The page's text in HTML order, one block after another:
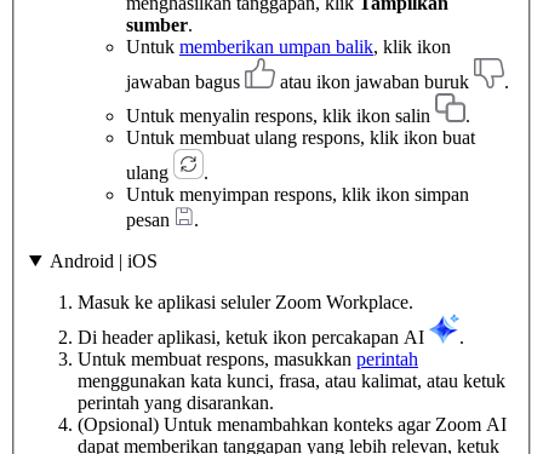
sumber.
Untuk memberikan umpan balik, klik ikon
jawaban bagus
atau ikon jawaban buruk
.
Untuk menyalin respons, klik ikon salin
.
Untuk membuat ulang respons, klik ikon buat
ulang
.
Untuk menyimpan respons, klik ikon simpan
pesan
.
Android | iOS
Masuk ke aplikasi seluler Zoom Workplace.
Di header aplikasi, ketuk ikon percakapan AI
.
Untuk membuat respons, masukkan perintah
menggunakan kata kunci, frasa, atau kalimat, atau ketuk
perintah yang disarankan.
(Opsional) Untuk menambahkan konteks agar Zoom AI
dapat memberikan tanggapan yang lebih relevan, ketuk